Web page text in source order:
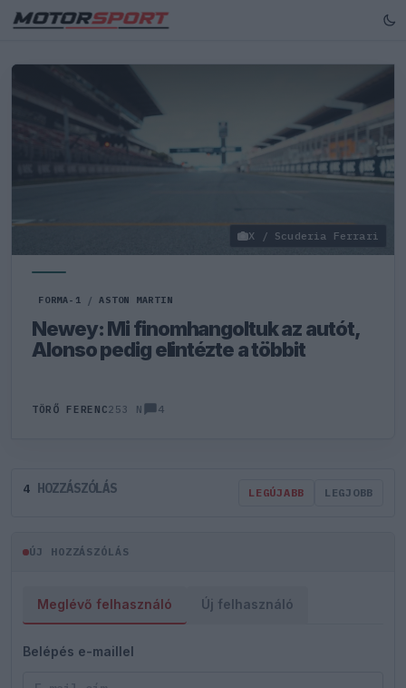
X / Scuderia Ferrari
FORMA-1 / ASTON MARTIN
Newey: Mi finomhangoltuk az autót,
Alonso pedig elintézte a többit
TÖRŐ FERENC253 N 4
4 HOZZÁSZÓLÁS LEGÚJABB LEGJOBB
ÚJ HOZZÁSZÓLÁS
Meglévő felhasználó Új felhasználó
Belépés e-maillel